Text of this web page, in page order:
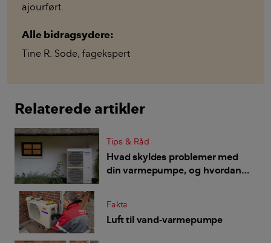
ajourført.
Alle bidragsydere:
Tine R. Sode, fagekspert
Relaterede artikler
Tips & Råd
Hvad skyldes problemer med
din varmepumpe, og hvordan
Fakta
Luft til vand-varmepumpe